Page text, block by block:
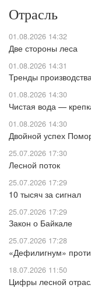
Отрасль
01.08.2026 14:32
Две стороны леса
01.08.2026 14:31
Тренды
01.08.2026 14:30
Чистая вода —
01.08.2026 14:30
Двойной успех
25.07.2026 17:30
Лесной поток
25.07.2026 17:29
10 тысяч за сигнал
25.07.2026 17:29
Закон о Байкале
25.07.2026 17:28
«Дефилигнум»
18.07.2026 11:50
Цифры лесной